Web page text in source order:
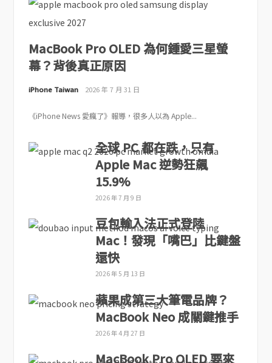
MacBook Pro OLED 為何鍾愛三星螢
幕？背後真正原因
iPhone Taiwan 2026 年 7 月 31 日
《iPhone News 愛瘋了》報導，很多人以為 Apple...
全球 PC 都在跌，只有
Apple Mac 逆勢狂飆
15.9%
2026 年 7 月 9 日
豆包輸入法正式登陸
Mac！發現「嘴巴」比鍵盤
還快
2026 年 5 月 13 日
蘋果成第三大筆電品牌？
MacBook Neo 成關鍵推手
2026 年 4 月 27 日
MacBook Pro OLED 要來